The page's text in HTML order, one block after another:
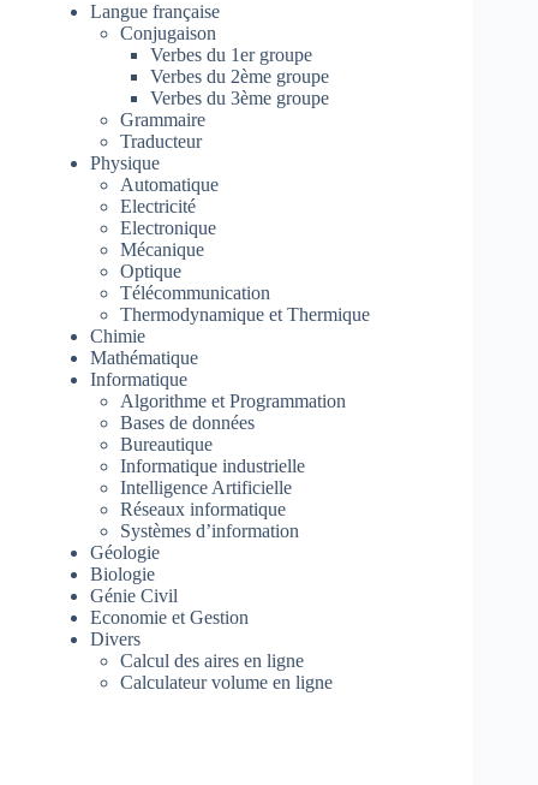
Langue française
Conjugaison
Verbes du 1er groupe
Verbes du 2ème groupe
Verbes du 3ème groupe
Grammaire
Traducteur
Physique
Automatique
Electricité
Electronique
Mécanique
Optique
Télécommunication
Thermodynamique et Thermique
Chimie
Mathématique
Informatique
Algorithme et Programmation
Bases de données
Bureautique
Informatique industrielle
Intelligence Artificielle
Réseaux informatique
Systèmes d’information
Géologie
Biologie
Génie Civil
Economie et Gestion
Divers
Calcul des aires en ligne
Calculateur volume en ligne